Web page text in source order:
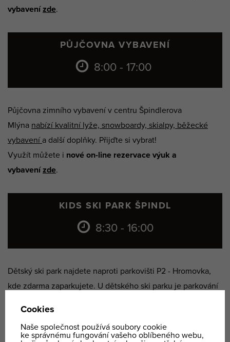
vybavenízde.
PŮJČOVNA VYBAVENÍ
8:00 - 17:00
Půjčovna zimního vybavení v centru Špindlerova
Mlýna nabízí kvalitní lyže, snowboardy, skialpy, běžecké
vybavení a další doplňky. Přijďte si vybrat!
Využít můžete i nové on-line rezervace výuk a
vybavenízde.
KIDS SKI PARK ŠPINDL
8:30 - 16:00
Dětský ski park najdete naproti parkovišti P2 - Hromovka,
kde zdarma zaparkujete. U dětského ski parku je parkování
kanceláři (+420 731 160 152 | office@ypoint.cz).